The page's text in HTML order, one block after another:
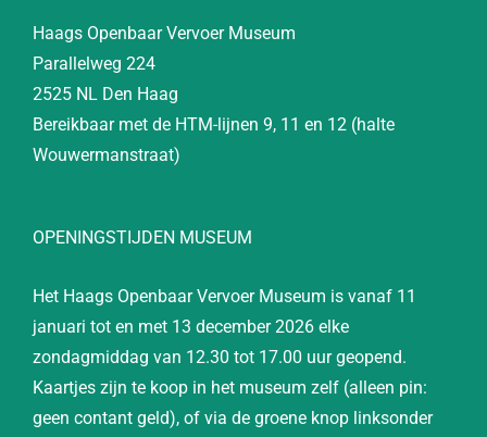
Haags Openbaar Vervoer Museum
Parallelweg 224
2525 NL Den Haag
Bereikbaar met de HTM-lijnen 9, 11 en 12 (halte
Wouwermanstraat)
OPENINGSTIJDEN MUSEUM
Het Haags Openbaar Vervoer Museum is vanaf 11
januari tot en met 13 december 2026 elke
zondagmiddag van 12.30 tot 17.00 uur geopend.
Kaartjes zijn te koop in het museum zelf (alleen pin:
geen contant geld), of via de groene knop linksonder